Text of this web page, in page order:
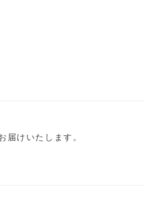
届けいたします。